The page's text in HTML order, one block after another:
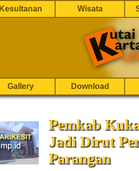
Kesultanan Wisata
Gallery Download
Pemkab
Jadi Dirut
Parangan